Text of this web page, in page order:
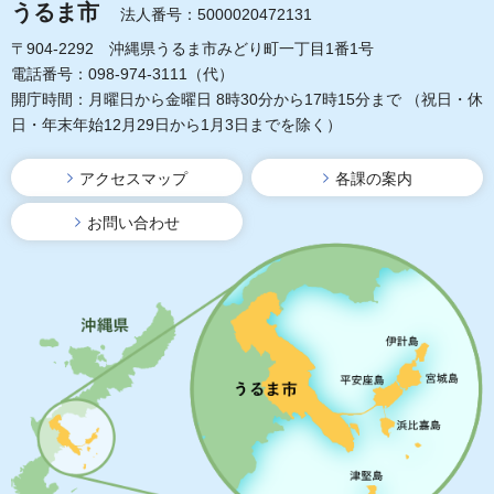
うるま市
法人番号：5000020472131
〒904-2292 沖縄県うるま市みどり町一丁目1番1号
電話番号：098-974-3111（代）
開庁時間：月曜日から金曜日 8時30分から17時15分まで
（祝日・休
日・年末年始12月29日から1月3日までを除く）
アクセスマップ 各課の案内
お問い合わせ